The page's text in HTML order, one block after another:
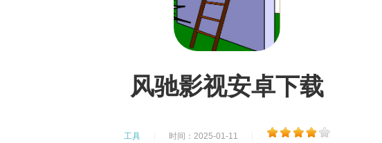
风驰影视安卓下载
工具 时间：2025-01-11